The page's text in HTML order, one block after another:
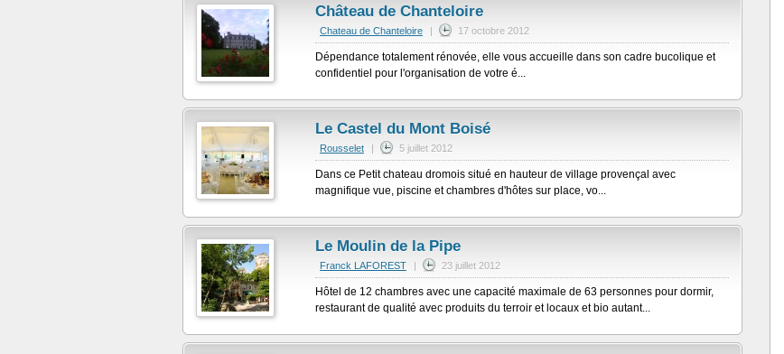
Château de Chanteloire
Chateau de Chanteloire | 17 octobre 2012
Dépendance totalement rénovée, elle vous accueille dans son cadre bucolique et
confidentiel pour l'organisation de votre é...
Le Castel du Mont Boisé
Rousselet | 5 juillet 2012
Dans ce Petit chateau dromois situé en hauteur de village provençal avec
magnifique vue, piscine et chambres d'hôtes sur place, vo...
Le Moulin de la Pipe
Franck LAFOREST | 23 juillet 2012
Hôtel de 12 chambres avec une capacité maximale de 63 personnes pour dormir,
restaurant de qualité avec produits du terroir et locaux et bio autant...